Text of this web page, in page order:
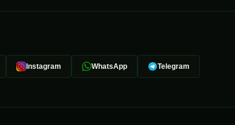
Instagram WhatsApp Telegram